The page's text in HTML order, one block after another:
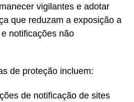
vigilantes e adotar
que reduzam a exposição a
notificações não
de proteção incluem:
de notificação de sites